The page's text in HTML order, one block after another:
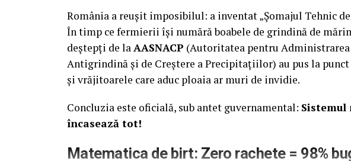
România a reușit imposibilul: a inventat „Șomajul Tehnic
În timp ce fermierii își numără boabele de grindină de
deștepți de laAASNACP (Autoritatea pentru
Antigrindină și de Creștere a Precipitațiilor) au pus la punct
și vrăjitoarele care aduc ploaia ar muri de invidie.
Concluzia este oficială, sub antet guvernamental: Sistemul
încasează tot!
Matematica de birt: Zero rachete = 98%